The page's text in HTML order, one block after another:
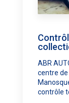
ABR
centre
contrôle